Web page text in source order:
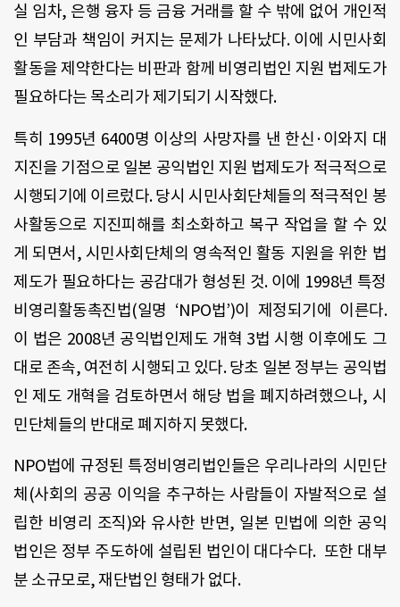
실 임차, 은행 융자 등 금융 거래를 할 수 밖에 없어 개인적
인 부담과 책임이 커지는 문제가 나타났다. 이에 시민사회
활동을 제약한다는 비판과 함께 비영리법인 지원 법제도가
필요하다는 목소리가 제기되기 시작했다.
특히 1995년 6400명 이상의 사망자를 낸 한신·이와지 대
지진을 기점으로 일본 공익법인 지원 법제도가 적극적으로
시행되기에 이르렀다. 당시 시민사회단체들의 적극적인 봉
사활동으로 지진피해를 최소화하고 복구 작업을 할 수 있
게 되면서, 시민사회단체의 영속적인 활동 지원을 위한 법
제도가 필요하다는 공감대가 형성된 것. 이에 1998년 특정
비영리활동촉진법(일명 ‘NPO법’)이 제정되기에 이른다.
이 법은 2008년 공익법인제도 개혁 3법 시행 이후에도 그
대로 존속, 여전히 시행되고 있다. 당초 일본 정부는 공익법
인 제도 개혁을 검토하면서 해당 법을 폐지하려했으나, 시
민단체들의 반대로 폐지하지 못했다.
NPO법에 규정된 특정비영리법인들은 우리나라의 시민단
체(사회의 공공 이익을 추구하는 사람들이 자발적으로 설
립한 비영리 조직)와 유사한 반면, 일본 민법에 의한 공익
법인은 정부 주도하에 설립된 법인이 대다수다. 또한 대부
분 소규모로, 재단법인 형태가 없다.